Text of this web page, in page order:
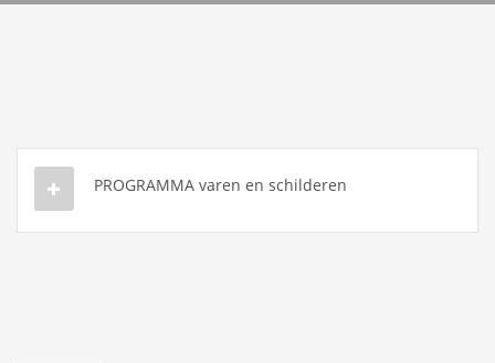
PROGRAMMA varen en schilderen